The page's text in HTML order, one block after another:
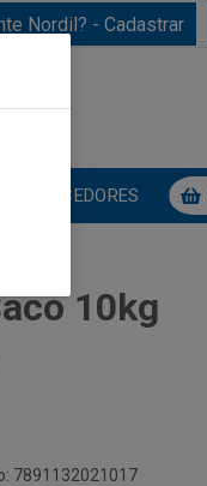
Nordil? - Cadastrar
FORNECEDORES
10kg
7891132021017